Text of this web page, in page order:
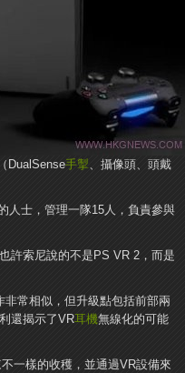
DualSense手掣、攝像頭、頭戴
人士，管理一隊15人，負責參與
許索尼說的不是PS VR 2，而是
常相似，但升級點包括前部兩
還揭示了VR耳機無線化的可能
一樣的收穫，並通過VR設備來